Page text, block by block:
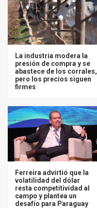
La industria modera la
presión de compra y se
abastece de los corrales,
pero los precios siguen
firmes
Ferreira advirtió que la
volatilidad del dólar
resta competitividad al
campo y plantea un
desafío para Paraguay